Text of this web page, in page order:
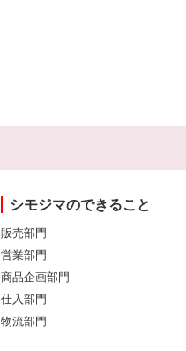
シモジマのできること
販売部門
営業部門
商品企画部門
仕入部門
物流部門